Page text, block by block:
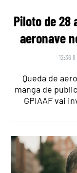
Piloto de 28
aeronave
12:36
Queda de
manga de
GPIAAF vai